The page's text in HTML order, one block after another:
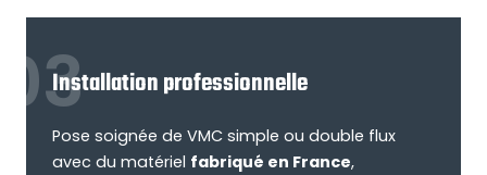
Installation professionnelle
Pose soignée de VMC simple ou double flux
avec du matériel fabriqué en France,